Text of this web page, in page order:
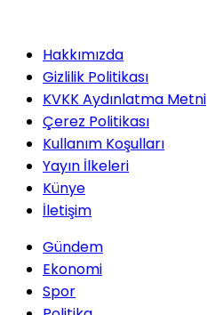
Hakkımızda
Gizlilik Politikası
KVKK Aydınlatma Metni
Çerez Politikası
Kullanım Koşulları
Yayın İlkeleri
Künye
İletişim
Gündem
Ekonomi
Spor